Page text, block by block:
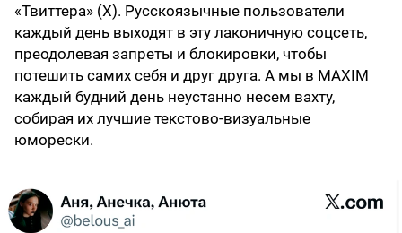
«Твиттера» (X). Русскоязычные пользователи
каждый день выходят в эту лаконичную соцсеть,
преодолевая запреты и блокировки, чтобы
потешить самих себя и друг друга. А мы в MAXIM
каждый будний день неустанно несем вахту,
собирая их лучшие текстово-визуальные
юморески.